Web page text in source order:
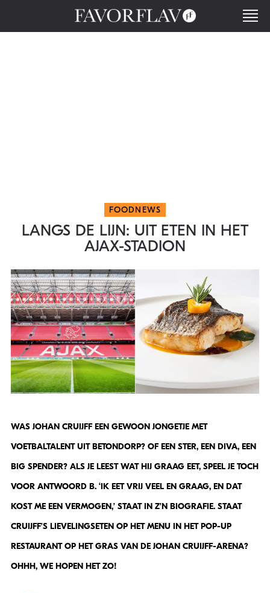
FOODNEWS
LANGS DE LIJN: UIT ETEN IN HET
AJAX-STADION
WAS JOHAN CRUIJFF EEN GEWOON JONGETJE MET
VOETBALTALENT UIT BETONDORP? OF EEN STER, EEN DIVA, EEN
BIG SPENDER? ALS JE LEEST WAT HIJ GRAAG EET, SPEEL JE TOCH
VOOR ANTWOORD B. ‘IK EET VRIJ VEEL EN GRAAG, EN DAT
KOST ME EEN VERMOGEN,’ STAAT IN Z’N BIOGRAFIE. STAAT
CRUIJFF’S LIEVELINGSETEN OP HET MENU IN HET POP-UP
RESTAURANT OP HET GRAS VAN DE JOHAN CRUIJFF-ARENA?
OHHH, WE HOPEN HET ZO!